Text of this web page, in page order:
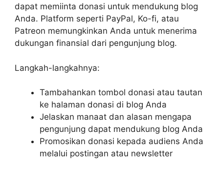
dapat memiinta donasi untuk mendukung blog
Anda. Platform seperti PayPal, Ko-fi, atau
Patreon memungkinkan Anda untuk menerima
dukungan finansial dari pengunjung blog.
Langkah-langkahnya:
Tambahankan tombol donasi atau tautan
ke halaman donasi di blog Anda
Jelaskan manaat dan alasan mengapa
pengunjung dapat mendukung blog Anda
Promosikan donasi kepada audiens Anda
melalui postingan atau newsletter